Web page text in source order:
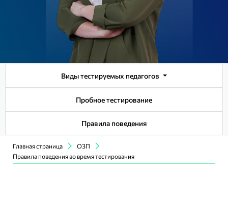
Виды тестируемых педагогов
Пробное тестирование
Правила поведения
Главная страница
ОЗП
Правила поведения во время тестирования